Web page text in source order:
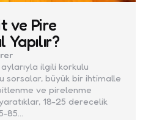
ve Pire
ilgili korkulu
sorsalar, büyük bir ihtimalle
ve pirelenme
18-25 derecelik
85…